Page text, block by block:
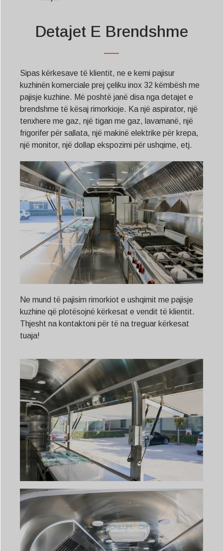
Detajet E Brendshme
Sipas kërkesave të klientit, ne e kemi pajisur
kuzhinën komerciale prej çeliku inox 32 këmbësh me
pajisje kuzhine. Më poshtë janë disa nga detajet e
brendshme të kësaj rimorkioje. Ka një aspirator, një
tenxhere me gaz, një tigan me gaz, lavamanë, një
frigorifer për sallata, një makinë elektrike për krepa,
një monitor, një dollap ekspozimi për ushqime, etj.
Ne mund të pajisim rimorkiot e ushqimit me pajisje
kuzhine që plotësojnë kërkesat e vendit të klientit.
Thjesht na kontaktoni për të na treguar kërkesat
tuaja!